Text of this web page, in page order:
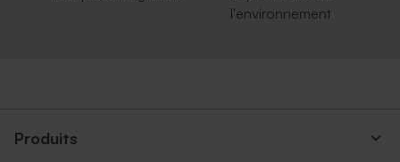
l'environnement
Produits